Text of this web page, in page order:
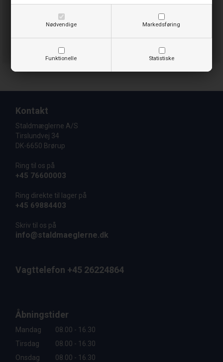
Nødvendige Markedsføring
Funktionelle Statistiske
Kontakt
Staldmæglerne A/S
Tirslundvej 34
DK-6650 Brørup
Ring til os på
+45 76600003
Ring direkte til lager på
+45 69884403
Skriv til os på
info@staldmaeglerne.dk
Vagttelefon +45 26224864
Åbningstider
Mandag
08.00 - 16.30
Tirsdag
08.00 - 16.30
Onsdag
08.00 - 16.30